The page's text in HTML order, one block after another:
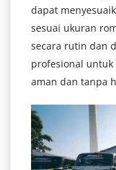
dapat
sesuai ukuran
secara rutin dan
profesional
aman dan tanpa